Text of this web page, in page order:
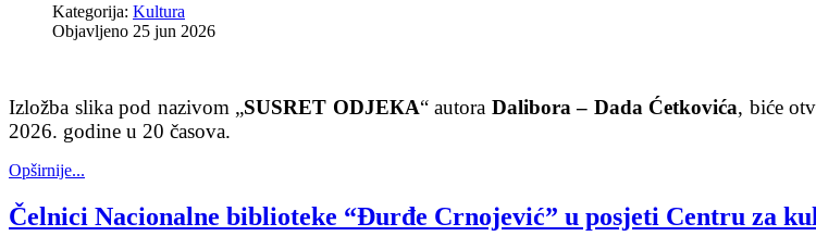
Kategorija: Kultura
Objavljeno 25 jun 2026
Izložba slika pod nazivom „SUSRET ODJEКA“ autora Dalibora – Dada Ćetkovića, biće
2026. godine u 20 časova.
Opširnije...
Čelnici Nacionalne biblioteke “Đurđe Crnojević” u posjeti Centru za